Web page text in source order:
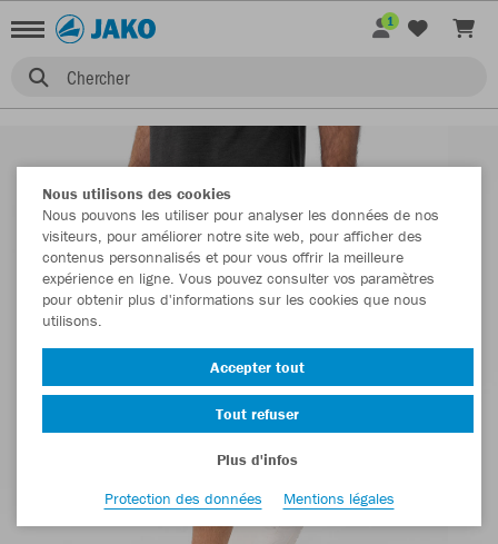
Chercher
1
Nous utilisons des cookies
Nous pouvons les utiliser pour analyser les données de nos
visiteurs, pour améliorer notre site web, pour afficher des
contenus personnalisés et pour vous offrir la meilleure
expérience en ligne. Vous pouvez consulter vos paramètres
pour obtenir plus d'informations sur les cookies que nous
utilisons.
Accepter tout
Tout refuser
Plus d'infos
Protection des données
Mentions légales